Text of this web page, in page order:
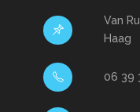
Van
Haag
06 39